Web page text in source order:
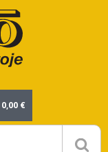
0,00 €